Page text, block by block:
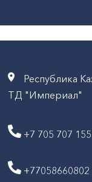
Республика
ТД "Империал"
+7 705 707